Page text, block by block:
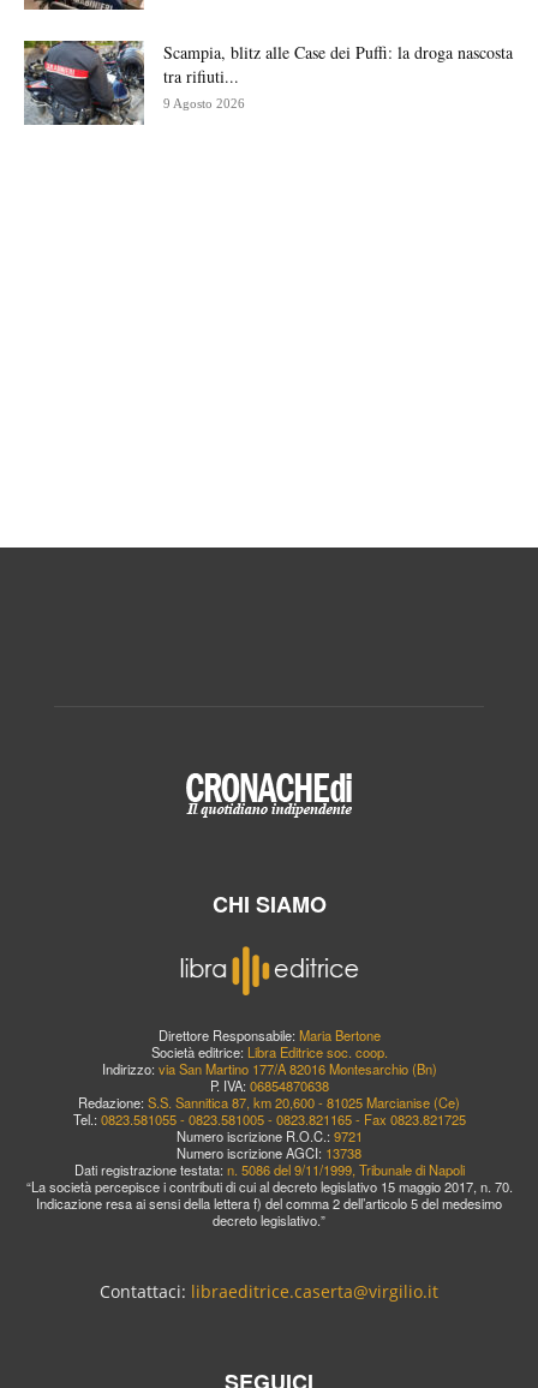
Scampia, blitz alle Case dei Puffi: la droga nascosta
tra rifiuti...
9 Agosto 2026
CHI SIAMO
Direttore Responsabile: Maria Bertone
Società editrice: Libra Editrice soc. coop.
Indirizzo: via San Martino 177/A 82016 Montesarchio (Bn)
P. IVA: 06854870638
Redazione: S.S. Sannitica 87, km 20,600 - 81025 Marcianise (Ce)
Tel.: 0823.581055 - 0823.581005 - 0823.821165 - Fax 0823.821725
Numero iscrizione R.O.C.: 9721
Numero iscrizione AGCI: 13738
Dati registrazione testata: n. 5086 del 9/11/1999, Tribunale di Napoli
“La società percepisce i contributi di cui al decreto legislativo 15 maggio 2017, n. 70.
Indicazione resa ai sensi della lettera f) del comma 2 dell’articolo 5 del medesimo
decreto legislativo.”
Contattaci: libraeditrice.caserta@virgilio.it